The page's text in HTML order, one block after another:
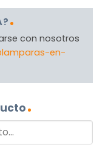
con nosotros
en-